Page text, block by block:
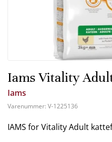
Iams Vitality
Iams
Varenummer: V-1225136
IAMS for Vitality Adult